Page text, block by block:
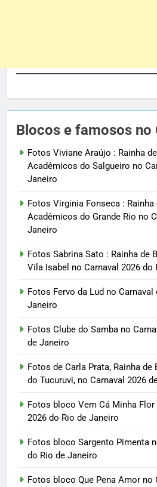
Blocos e famosos no
Fotos Viviane Araújo : Rainha
Acadêmicos do Salgueiro no
Janeiro
Fotos Virginia Fonseca : Rainha
Acadêmicos do Grande Rio no
Janeiro
Fotos Sabrina Sato : Rainha de
Vila Isabel no Carnaval 2026 do
Fotos Fervo da Lud no Carnaval
Janeiro
Fotos Clube do Samba no
de Janeiro
Fotos de Carla Prata, Rainha
do Tucuruvi, no Carnaval 2026
Fotos bloco Vem Cá Minha Flor
2026 do Rio de Janeiro
Fotos bloco Sargento Pimenta
do Rio de Janeiro
Fotos bloco Que Pena Amor no